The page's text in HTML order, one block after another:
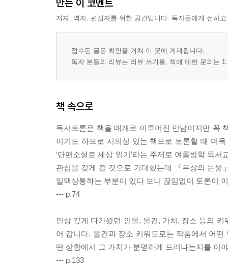
만든 이 코멘트
저자, 역자, 편집자를 위한 공간입니다. 독자들에게 전하
접수된 글은 확인을 거쳐 이 곳에 게재됩니다.
독자 분들의 리뷰는 리뷰 쓰기를, 책에 대한 문의는
책 속으로
독서토론은 책을 매개로 이루어진 만남이지만 꼭
이기도 하므로 시의성 있는 책으로 토론할 때 더
‘단편소설로 세상 읽기’라는 주제로 여름방학 독
관심을 갖게 될 것으로 기대했는데 『우상의 눈물
일맥상통하는 부분이 있다 보니 끊임없이 토론이
--- p.74
인상 깊게 다가왔던 인물, 물건, 가치, 장소 등의
어 갑니다. 물건과 장소 키워드로는 작품에서 어
떤 상황에서 그 가치가 분명하게 드러나는지를 이
--- p.133